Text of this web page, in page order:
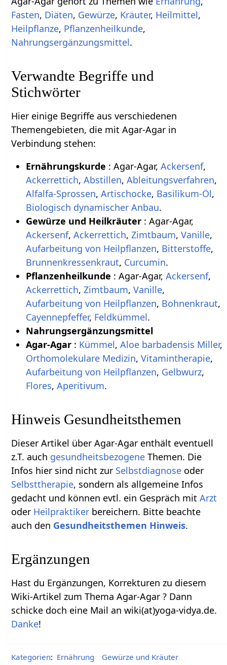
Fasten, Diäten, Gewürze, Kräuter, Heilmittel,
Heilpflanze, Pflanzenheilkunde,
Nahrungsergänzungsmittel.
Verwandte Begriffe und
Stichwörter
Hier einige Begriffe aus verschiedenen
Themengebieten, die mit Agar-Agar in
Verbindung stehen:
Ernährungskurde : Agar-Agar, Ackersenf,
Ackerrettich, Abstillen, Ableitungsverfahren,
Alfalfa-Sprossen, Artischocke, Basilikum-Öl,
Biologisch dynamischer Anbau.
Gewürze und Heilkräuter : Agar-Agar,
Ackersenf, Ackerrettich, Zimtbaum, Vanille,
Aufarbeitung von Heilpflanzen, Bitterstoffe,
Brunnenkressenkraut, Curcumin.
Pflanzenheilkunde : Agar-Agar, Ackersenf,
Ackerrettich, Zimtbaum, Vanille,
Aufarbeitung von Heilpflanzen, Bohnenkraut,
Cayennepfeffer, Feldkümmel.
Nahrungsergänzungsmittel
Agar-Agar : Kümmel, Aloe barbadensis Miller,
Orthomolekulare Medizin, Vitamintherapie,
Aufarbeitung von Heilpflanzen, Gelbwurz,
Flores, Aperitivum.
Hinweis Gesundheitsthemen
Dieser Artikel über Agar-Agar enthält eventuell
z.T. auch gesundheitsbezogene Themen. Die
Infos hier sind nicht zur Selbstdiagnose oder
Selbsttherapie, sondern als allgemeine Infos
gedacht und können evtl. ein Gespräch mitArzt
oder Heilpraktiker bereichern. Bitte beachte
auch den Gesundheitsthemen Hinweis.
Ergänzungen
Hast du Ergänzungen, Korrekturen zu diesem
Wiki-Artikel zum Thema Agar-Agar ? Dann
schicke doch eine Mail an wiki(at)yoga-vidya.de.
Danke!
Kategorien: Ernährung
Gewürze und Kräuter